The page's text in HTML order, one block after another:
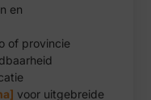
en
of provincie
voor uitgebreide